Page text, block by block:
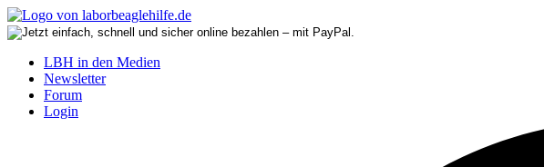
LBH in den Medien
Newsletter
Forum
Login